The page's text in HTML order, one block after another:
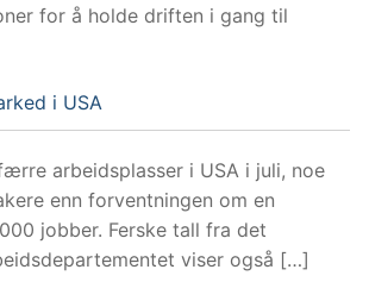
for å holde driften i gang til
i USA
arbeidsplasser i USA i juli, noe
enn forventningen om en
jobber. Ferske tall fra det
viser også […]